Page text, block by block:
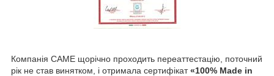
Компанія CAME щорічно проходить переаттестацію, поточний
рік не став винятком, і отримала сертифікат«100% Made in